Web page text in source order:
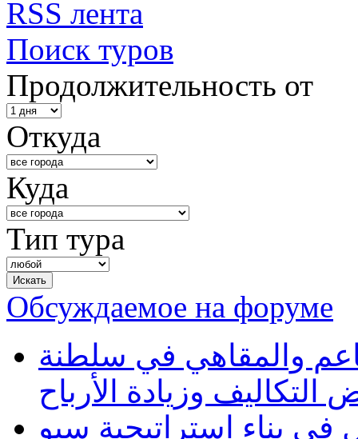
RSS лента
Поиск туров
Продолжительность от
Откуда
Куда
Тип тура
Обсуждаемое на форуме
والمقاهي في سلطنة
وزيادة الأرباح
بناء استراتيجية سيو